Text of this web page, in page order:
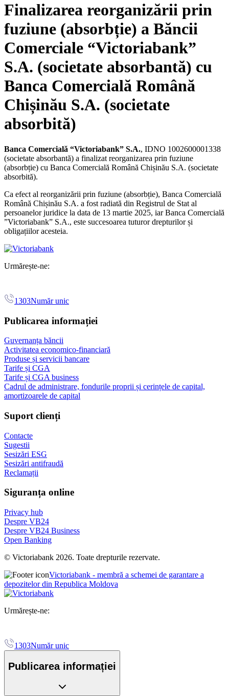
Finalizarea reorganizării prin
fuziune (absorbție) a Băncii
Comerciale “Victoriabank”
S.A. (societate absorbantă) cu
Banca Comercială Română
Chișinău S.A. (societate
absorbită)
Banca Comercială “Victoriabank” S.A., IDNO 1002600001338
(societate absorbantă) a finalizat reorganizarea prin fuziune
(absorbție) cu Banca Comercială Română Chișinău S.A. (societate
absorbită).
Ca efect al reorganizării prin fuziune (absorbție), Banca Comercială
Română Chișinău S.A. a fost radiată din Registrul de Stat al
persoanelor juridice la data de 13 martie 2025, iar Banca Comercială
”Victoriabank” S.A., este succesoarea tuturor drepturilor și
obligațiilor acesteia.
Urmărește-ne:
1303Număr unic
Publicarea informației
Guvernanța băncii
Activitatea economico-financiară
Produse și servicii bancare
Tarife și CGA
Tarife și CGA business
Cadrul de administrare, fondurile proprii și cerințele de capital,
amortizoarele de capital
Suport clienți
Contacte
Sugestii
Sesizări ESG
Sesizări antifraudă
Reclamații
Siguranța online
Privacy hub
Despre VB24
Despre VB24 Business
Open Banking
© Victoriabank 2026. Toate drepturile rezervate.
Victoriabank - membră a schemei de garantare a
depozitelor din Republica Moldova
Urmărește-ne:
1303Număr unic
Publicarea informației